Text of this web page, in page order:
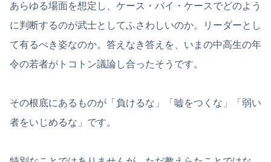
あらゆる場面を想定し、ケース・バイ・ケースでどのよう
に判断するのが武士としてふさわしいのか。リーダーとし
て有るべき姿なのか。答えなき答えを、いまの中高生の年
令の若者がトコトン議論し合ったそうです。
その根底にあるものが「負けるな」「嘘をつくな」「弱い
者をいじめるな」です。